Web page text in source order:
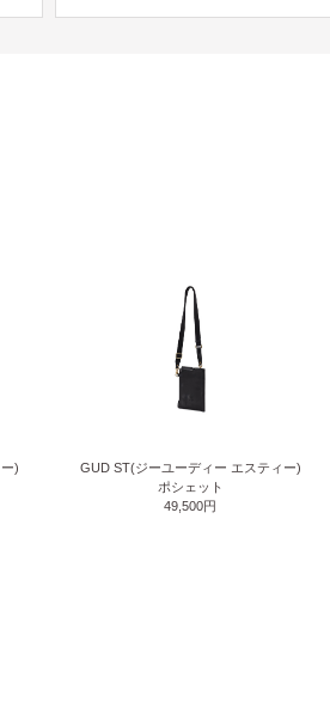
)
GUD ST(ジーユーディー エスティー)
ポシェット
49,500円